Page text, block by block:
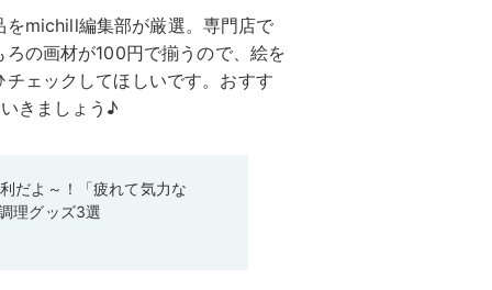
michill編集部が厳選。専門店で
の画材が100円で揃うので、絵を
ェックしてほしいです。おすす
きましょう♪
だよ～！「疲れて気力な
理グッズ3選